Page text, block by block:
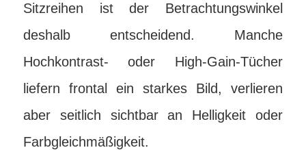
Sitzreihen ist der Betrachtungswinkel
deshalb entscheidend. Manche
Hochkontrast- oder High-Gain-Tücher
liefern frontal ein starkes Bild, verlieren
aber seitlich sichtbar an Helligkeit oder
Farbgleichmäßigkeit.